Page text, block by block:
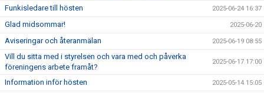
Funkisledare till hösten 2025-06-24 16:37
Glad midsommar! 2025-06-20
Aviseringar och återanmälan 2025-06-19 08:55
Vill du sitta med i styrelsen och vara med och påverka
föreningens arbete framåt?
2025-06-17 17:00
Information inför hösten 2025-05-14 15:05